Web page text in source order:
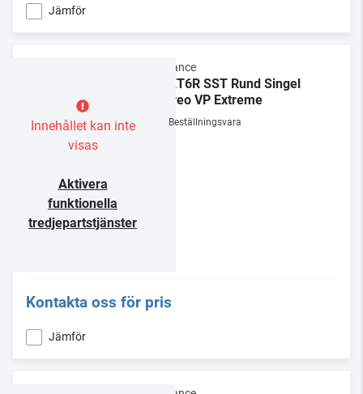
Jämför
Innehållet kan inte
visas
Aktivera
funktionella
tredjepartstjänster
Sonance
VPXT6R SST Rund Singel
Stereo VP Extreme
Beställningsvara
Kontakta oss för pris
Jämför